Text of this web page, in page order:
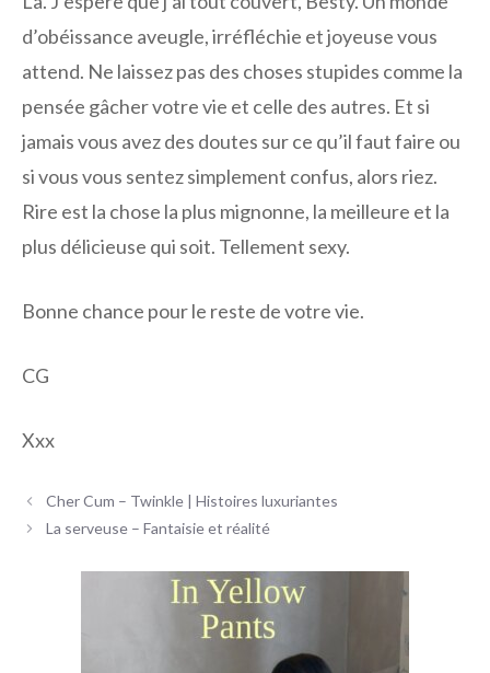
d’obéissance aveugle, irréfléchie et joyeuse vous
attend. Ne laissez pas des choses stupides comme la
pensée gâcher votre vie et celle des autres. Et si
jamais vous avez des doutes sur ce qu’il faut faire ou
si vous vous sentez simplement confus, alors riez.
Rire est la chose la plus mignonne, la meilleure et la
plus délicieuse qui soit. Tellement sexy.
Bonne chance pour le reste de votre vie.
CG
Xxx
Navigation
des
Cher Cum – Twinkle | Histoires luxuriantes
La serveuse – Fantaisie et réalité